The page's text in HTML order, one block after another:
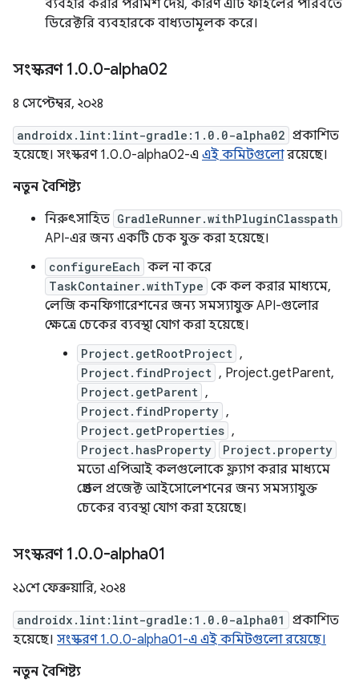
ব্যবহার করার পরামর্শ দেয়, কারণ এটি ফাইলের পরিবর্তে
ডিরেক্টরি ব্যবহারকে বাধ্যতামূলক করে।
সংস্করণ 1.0.0-alpha02
৪ সেপ্টেম্বর, ২০২৪
androidx.lint:lint-gradle:1.0.0-alpha02 প্রকাশিত
হয়েছে। সংস্করণ 1.0.0-alpha02-এ এই কমিটগুলোরয়েছে।
নতুন বৈশিষ্ট্য
নিরুৎসাহিত GradleRunner.withPluginClasspath
API-এর জন্য একটি চেক যুক্ত করা হয়েছে।
configureEach কল না করে
TaskContainer.withType কে কল করার মাধ্যমে,
লেজি কনফিগারেশনের জন্য সমস্যাযুক্ত API-গুলোর
ক্ষেত্রে চেকের ব্যবস্থা যোগ করা হয়েছে।
Project.getRootProject ,
Project.findProject , Project.getParent,
Project.getParent ,
Project.findProperty ,
Project.getProperties ,
Project.hasProperty Project.property
মতো এপিআই কলগুলোকে ফ্ল্যাগ করার মাধ্যমে
গ্রেডল প্রজেক্ট আইসোলেশনের জন্য সমস্যাযুক্ত
চেকের ব্যবস্থা যোগ করা হয়েছে।
সংস্করণ 1.0.0-alpha01
২১শে ফেব্রুয়ারি, ২০২৪
androidx.lint:lint-gradle:1.0.0-alpha01
প্রকাশিত
হয়েছে। সংস্করণ 1.0.0-alpha01-এ এই কমিটগুলো রয়েছে।
নতুন বৈশিষ্ট্য